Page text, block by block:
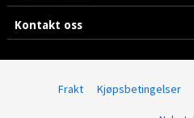
Kontakt oss
Frakt Kjøpsbetingelser